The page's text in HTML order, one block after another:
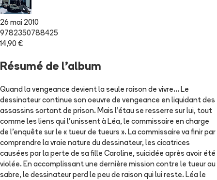
26 mai 2010
9782350788425
14,90 €
Résumé de l'album
Quand la vengeance devient la seule raison de vivre... Le
dessinateur continue son oeuvre de vengeance en liquidant des
assassins sortant de prison. Mais l'étau se resserre sur lui, tout
comme les liens qui l'unissent à Léa, le commissaire en charge
de l'enquête sur le « tueur de tueurs ». La commissaire va finir par
comprendre la vraie nature du dessinateur, les cicatrices
causées par la perte de sa fille Caroline, suicidée après avoir été
violée. En accomplissant une dernière mission contre le tueur au
sabre, le dessinateur perd le peu de raison qui lui reste. Léa le